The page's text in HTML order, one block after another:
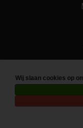
© Copyright
Wij slaan cookies op